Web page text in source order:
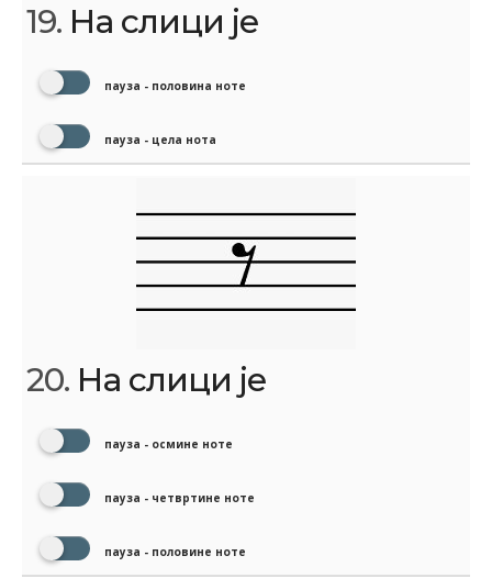
19. На слици је
пауза - половина ноте
пауза - цела нота
20. На слици је
пауза - осмине ноте
пауза - четвртине ноте
пауза - половине ноте